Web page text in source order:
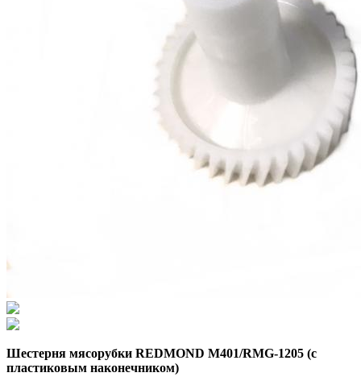
Шестерня мясорубки REDMOND M401/RMG-1205 (с
пластиковым наконечником)